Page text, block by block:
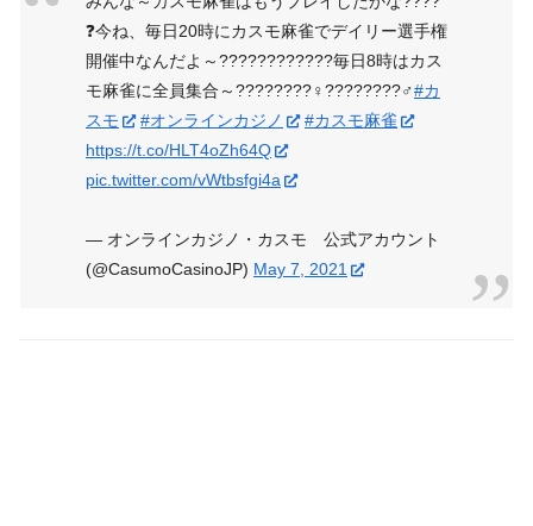
❓今ね、毎日20時にカスモ麻雀でデイリー選手権
開催中なんだよ～????????????毎日8時はカス
モ麻雀に全員集合～????️????‍♀️????????‍♂️#カ
スモ
#オンラインカジノ
#カスモ麻雀
https://t.co/HLT4oZh64Q
pic.twitter.com/vWtbsfgi4a
— オンラインカジノ・カスモ 公式アカウント
(@CasumoCasinoJP) May 7, 2021